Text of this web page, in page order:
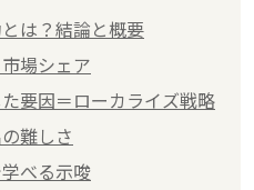
は？結論と概要
場シェア
要因＝ローカライズ戦略
難しさ
べる示唆